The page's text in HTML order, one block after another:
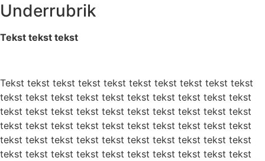
Underrubrik
Tekst tekst tekst
Tekst tekst tekst tekst tekst tekst tekst tekst tekst tekst
tekst tekst tekst tekst tekst tekst tekst tekst tekst tekst
tekst tekst tekst tekst tekst tekst tekst tekst tekst tekst
tekst tekst tekst tekst tekst tekst tekst tekst tekst tekst
tekst tekst tekst tekst tekst tekst tekst tekst tekst tekst
tekst tekst tekst tekst tekst tekst tekst tekst tekst tekst